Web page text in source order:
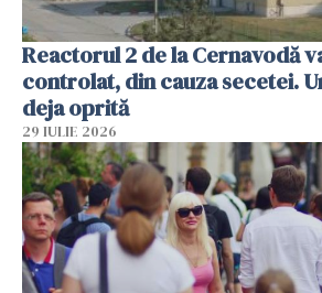
Reactorul 2 de la Cernavodă
controlat, din cauza secetei.
deja oprită
29 IULIE 2026